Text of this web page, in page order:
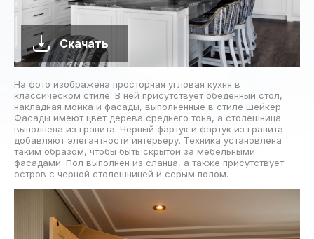
Скачать
На фото изображена просторная угловая кухня в
классическом стиле. В ней присутствует обеденный стол,
накладная мойка и фасады, выполненные в стиле шейкер.
Фасады имеют цвет дерева среднего тона, а столешница
выполнена из гранита. Черный фартук и фартук из гранита
добавляют элегантности интерьеру. Техника установлена
таким образом, чтобы быть скрытой за мебельными
фасадами. Пол выполнен из сланца, а также присутствует
остров с черной столешницей и серым полом.